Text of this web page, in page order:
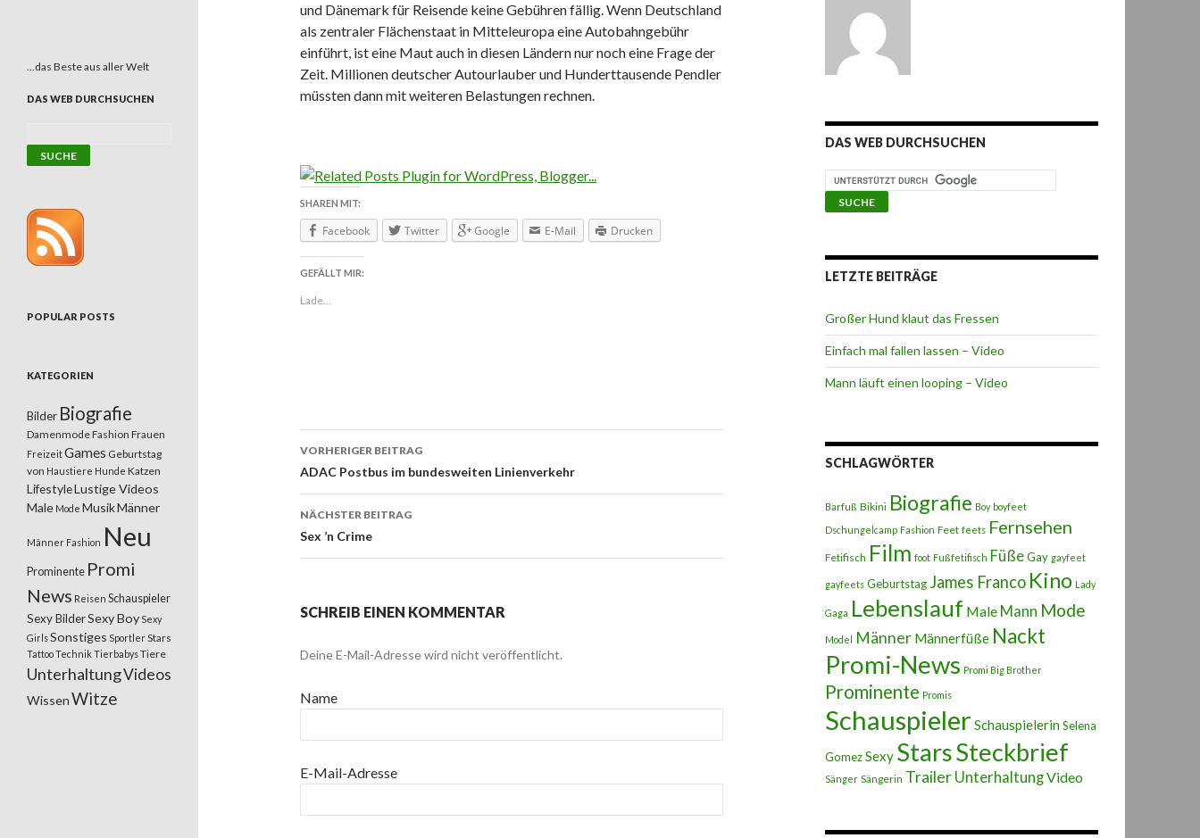
und Dänemark für Reisende keine Gebühren fällig. Wenn Deutschland
als zentraler Flächenstaat in Mitteleuropa eine Autobahngebühr
einführt, ist eine Maut auch in diesen Ländern nur noch eine Frage der
Zeit. Millionen deutscher Autourlauber und Hunderttausende Pendler
müssten dann mit weiteren Belastungen rechnen.
SHAREN MIT:
Facebook Twitter Google E-Mail Drucken
GEFÄLLT MIR:
Lade...
Beitragsnavigation
VORHERIGER BEITRAG
ADAC Postbus im bundesweiten Linienverkehr
NÄCHSTER BEITRAG
Sex ’n Crime
SCHREIB EINEN KOMMENTAR
Deine E-Mail-Adresse wird nicht veröffentlicht.
Name
E-Mail-Adresse
DAS WEB DURCHSUCHEN
LETZTE BEITRÄGE
Großer Hund klaut das Fressen
Einfach mal fallen lassen – Video
Mann läuft einen looping – Video
SCHLAGWÖRTER
Barfuß Bikini Biografie Boy boyfeet
Dschungelcamp Fashion Feet feets Fernsehen
Fetifisch Film foot Fußfetifisch FüßeGay gayfeet
gayfeets Geburtstag James Franco Kino Lady
Gaga Lebenslauf Male Mann Mode
Model Männer Männerfüße Nackt
Promi-News Promi Big Brother
Prominente Promis
Schauspieler Schauspielerin Selena
GomezSexy StarsSteckbrief
Sänger Sängerin Trailer UnterhaltungVideo
…das Beste aus aller Welt
DAS WEB DURCHSUCHEN
POPULAR POSTS
KATEGORIEN
Bilder Biografie
DamenmodeFashion Frauen
FreizeitGames Geburtstag
von Haustiere Hunde Katzen
LifestyleLustige Videos
Male Mode MusikMänner
Männer Fashion Neu
Prominente Promi
News Reisen Schauspieler
Sexy BilderSexy Boy Sexy
GirlsSonstiges SportlerStars
TattooTechnikTierbabysTiere
UnterhaltungVideos
WissenWitze